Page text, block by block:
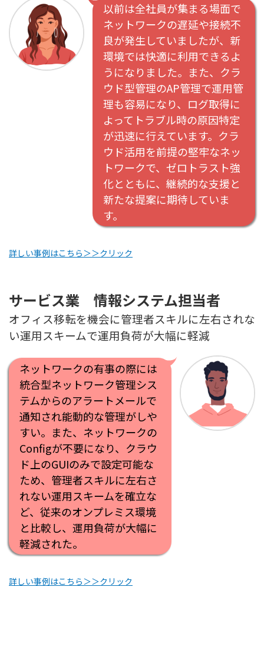
以前は全社員が集まる場面で
ネットワークの遅延や接続不
良が発生していましたが、新
環境では快適に利用できるよ
うになりました。また、クラ
ウド型管理のAP管理で運用管
理も容易になり、ログ取得に
よってトラブル時の原因特定
が迅速に行えています。クラ
ウド活用を前提の堅牢なネッ
トワークで、ゼロトラスト強
化とともに、継続的な支援と
新たな提案に期待していま
す。
詳しい事例はこちら＞＞クリック
サービス業 情報システム担当者
オフィス移転を機会に管理者スキルに左右されな
い運用スキームで運用負荷が大幅に軽減
ネットワークの有事の際には
統合型ネットワーク管理シス
テムからのアラートメールで
通知され能動的な管理がしや
すい。また、ネットワークの
Configが不要になり、クラウ
ド上のGUIのみで設定可能な
ため、管理者スキルに左右さ
れない運用スキームを確立な
ど、従来のオンプレミス環境
と比較し、運用負荷が大幅に
軽減された。
詳しい事例はこちら＞＞クリック